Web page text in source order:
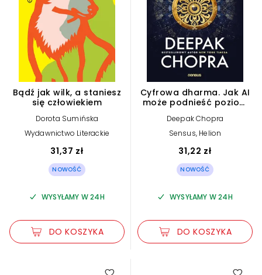
Bądź jak wilk, a staniesz
się człowiekiem
Dorota Sumińska
Wydawnictwo Literackie
31,37 zł
NOWOŚĆ
WYSYŁAMY W 24H
DO KOSZYKA
Cyfrowa dharma. Jak AI
może podnieść poziom
poczucia osobistego
dobrostanu
Deepak Chopra
Sensus, Helion
31,22 zł
NOWOŚĆ
WYSYŁAMY W 24H
DO KOSZYKA